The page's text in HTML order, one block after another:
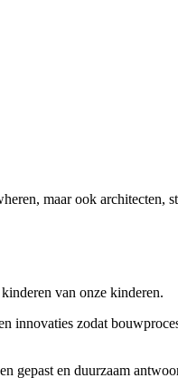
maar ook architecten,
van onze kinderen.
innovaties zodat
gepast en duurzaam